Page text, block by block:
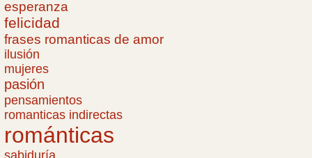
esperanza
felicidad
frases romanticas de amor
ilusión
mujeres
pasión
pensamientos
romanticas indirectas
románticas